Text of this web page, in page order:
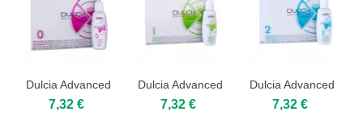
Dulcia Advanced
nº0 Loreal 75ml
7,32 €
Dulcia Advanced
nº1 Loreal 75ml
7,32 €
Dulcia Advanced
nº2 Loreal 75ml
7,32 €